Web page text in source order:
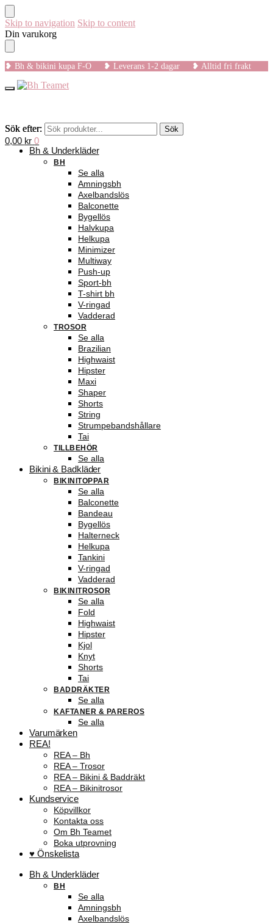
Skip to navigation Skip to content
Din varukorg
❥ Bh & bikini kupa F-O ❥ Leverans 1-2 dagar ❥ Alltid fri frakt
Sök efter: Sök
0,00 kr 0
Sök efter: Sök
Bh & Underkläder
BH
Se alla
Amningsbh
Axelbandslös
Balconette
Bygellös
Halvkupa
Helkupa
Minimizer
Multiway
Push-up
Sport-bh
T-shirt bh
V-ringad
Vadderad
TROSOR
Se alla
Brazilian
Highwaist
Hipster
Maxi
Shaper
Shorts
String
Strumpebandshållare
Tai
TILLBEHÖR
Se alla
Bikini & Badkläder
BIKINITOPPAR
Se alla
Balconette
Bandeau
Bygellös
Halterneck
Helkupa
Tankini
V-ringad
Vadderad
BIKINITROSOR
Se alla
Fold
Highwaist
Hipster
Kjol
Knyt
Shorts
Tai
BADDRÄKTER
Se alla
KAFTANER & PAREROS
Se alla
Varumärken
REA!
REA – Bh
REA – Trosor
REA – Bikini & Baddräkt
REA – Bikinitrosor
Kundservice
Köpvillkor
Kontakta oss
Om Bh Teamet
Boka utprovning
♥ Önskelista
Bh & Underkläder
BH
Se alla
Amningsbh
Axelbandslös